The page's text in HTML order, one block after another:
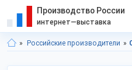
Производство России
интернет—выставка
Российские производители